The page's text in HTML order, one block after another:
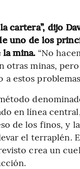
cartera”, dijo
uno de los
mina. “No
otras minas,
a estos
en línea
de los finos, y
el terraplén.
crea un